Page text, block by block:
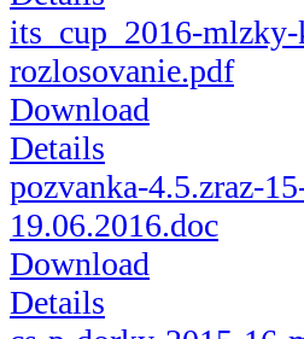
its_cup_2016-
rozlosovanie.pdf
Download
Details
pozvanka-4.5.zraz-
19.06.2016.doc
Download
Details